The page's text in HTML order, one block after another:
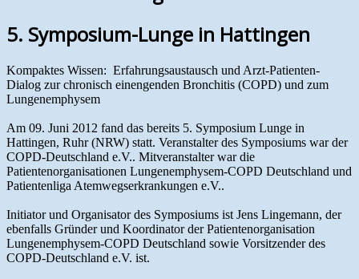
5. Symposium-Lunge in Hattingen
Kompaktes Wissen: Erfahrungsaustausch und Arzt-Patienten-
Dialog zur chronisch einengenden Bronchitis (COPD) und zum
Lungenemphysem
Am 09. Juni 2012 fand das bereits 5. Symposium Lunge in
Hattingen, Ruhr (NRW) statt. Veranstalter des Symposiums war der
COPD-Deutschland e.V.. Mitveranstalter war die
Patientenorganisationen Lungenemphysem-COPD Deutschland und
Patientenliga Atemwegserkrankungen e.V..
Initiator und Organisator des Symposiums ist Jens Lingemann, der
ebenfalls Gründer und Koordinator der Patientenorganisation
Lungenemphysem-COPD Deutschland sowie Vorsitzender des
COPD-Deutschland e.V. ist.